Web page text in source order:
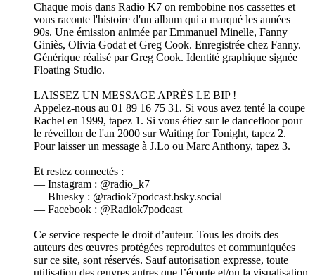
Chaque mois dans Radio K7 on rembobine nos cassettes et
vous raconte l'histoire d'un album qui a marqué les années
90s. Une émission animée par Emmanuel Minelle, Fanny
Giniès, Olivia Godat et Greg Cook. Enregistrée chez Fanny.
Générique réalisé par Greg Cook. Identité graphique signée
Floating Studio.
LAISSEZ UN MESSAGE APRÈS LE BIP !
Appelez-nous au 01 89 16 75 31. Si vous avez tenté la coupe
Rachel en 1999, tapez 1. Si vous étiez sur le dancefloor pour
le réveillon de l'an 2000 sur Waiting for Tonight, tapez 2.
Pour laisser un message à J.Lo ou Marc Anthony, tapez 3.
Et restez connectés :
— Instagram : @radio_k7
— Bluesky : @radiok7podcast.bsky.social
— Facebook : @Radiok7podcast
Ce service respecte le droit d’auteur. Tous les droits des
auteurs des œuvres protégées reproduites et communiquées
sur ce site, sont réservés. Sauf autorisation expresse, toute